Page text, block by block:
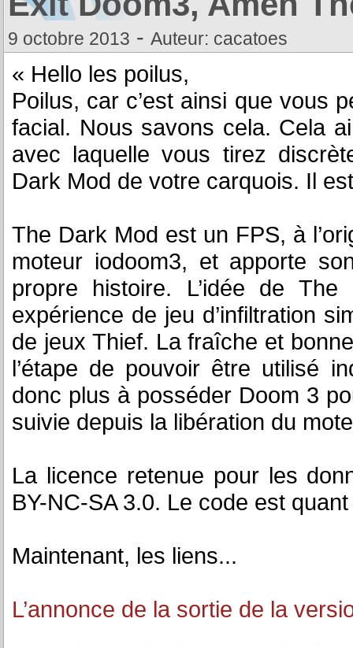
9 octobre 2013 - Auteur: cacatoes
« Hello les poilus,
Poilus, car c’est ainsi que vous
facial. Nous savons cela. Cela
avec laquelle vous tirez
Dark Mod de votre carquois. Il
The Dark Mod est un FPS, à
moteur iodoom3, et apporte
propre histoire. L’idée de
expérience de jeu d’infiltration
de jeux Thief. La fraîche et
l’étape de pouvoir être utilisé
donc plus à posséder Doom 3
suivie depuis la libération du
La licence retenue pour les
BY-NC-SA 3.0. Le code est
Maintenant, les liens...
L’annonce de la sortie de la